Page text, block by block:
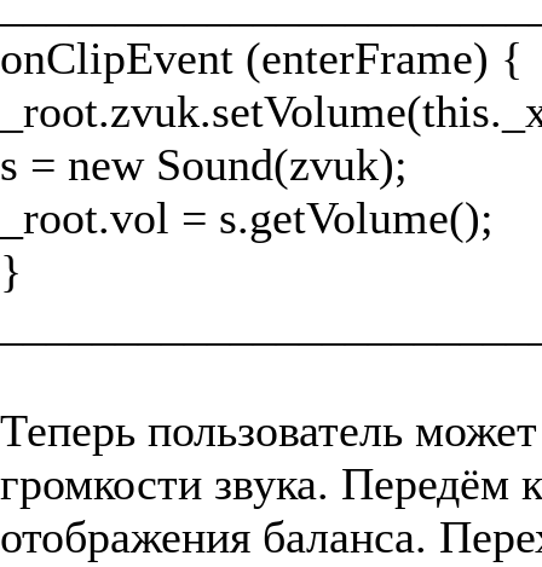
onClipEvent (enterFrame) {
s = new Sound(zvuk);
_root.vol = s.getVolume();
}
Теперь пользователь
громкости звука. Передём
отображения баланса.